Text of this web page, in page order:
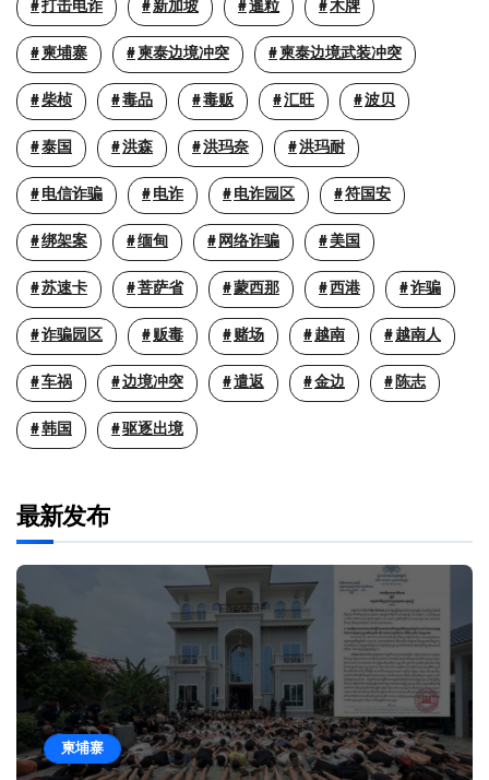
打击电诈 新加坡 暹粒 木牌
柬埔寨 柬泰边境冲突 柬泰边境武装冲突
柴桢 毒品 毒贩 汇旺 波贝
泰国 洪森 洪玛奈 洪玛耐
电信诈骗 电诈 电诈园区 符国安
绑架案 缅甸 网络诈骗 美国
苏速卡 菩萨省 蒙西那 西港 诈骗
诈骗园区 贩毒 赌场 越南 越南人
车祸 边境冲突 遣返 金边 陈志
韩国 驱逐出境
最新发布
柬埔寨